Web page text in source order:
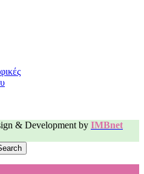
& Development by IMBnet